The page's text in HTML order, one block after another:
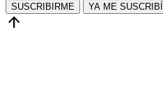
SUSCRIBIRME YA ME SUSCRIBÍ
arrow_upward